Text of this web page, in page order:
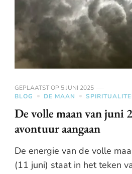
GEPLAATST OP 5 JUNI 2025
BLOG
DE MAAN
De volle maan van juni
avontuur aangaan
De energie van de volle
(11 juni) staat in het teken